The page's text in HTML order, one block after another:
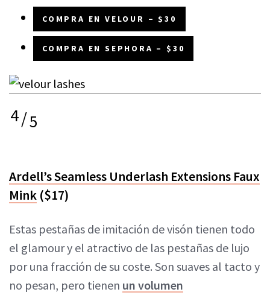
COMPRA EN VELOUR – $30
COMPRA EN SEPHORA – $30
4/5
Ardell’s Seamless Underlash Extensions Faux
Mink ($17)
Estas pestañas de imitación de visón tienen todo
el glamour y el atractivo de las pestañas de lujo
por una fracción de su coste. Son suaves al tacto y
no pesan, pero tienen un volumen